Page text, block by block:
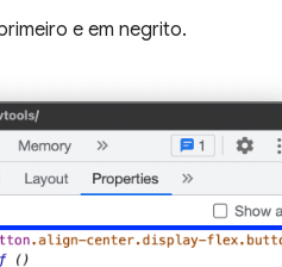
e em negrito.